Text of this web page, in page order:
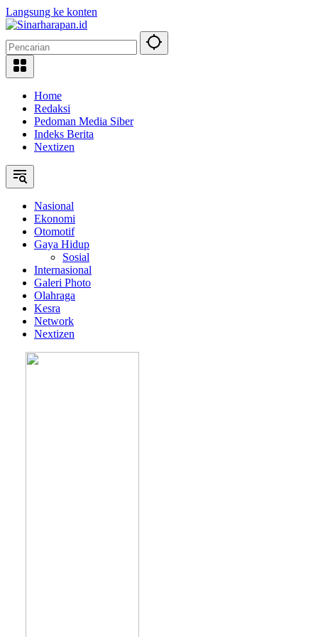
Langsung ke konten
Home
Redaksi
Pedoman Media Siber
Indeks Berita
Nextizen
Nasional
Ekonomi
Otomotif
Gaya Hidup
Sosial
Internasional
Galeri Photo
Olahraga
Kesra
Network
Nextizen